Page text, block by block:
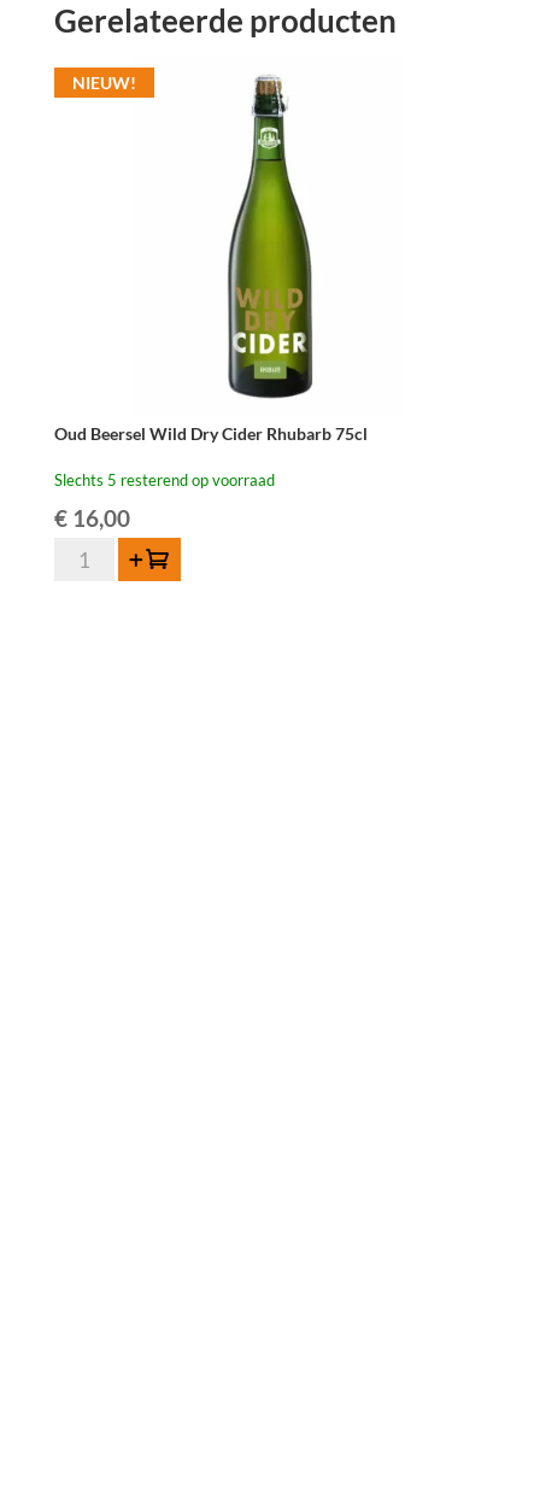
Gerelateerde producten
NIEUW!
Oud Beersel Wild Dry Cider Rhubarb 75cl
Slechts 5 resterend op voorraad
€16,00
Oud
Toevoegen